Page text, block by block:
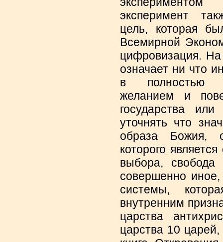
эксперимент
цель, которая
Всемирной
цифровизация. На
означает ни что
в полностью
желанием и
государства
уточнять что
образа Божия,
которого
выбора, свобода
совершенно иное,
системы,
внутренним
царства
царства 10